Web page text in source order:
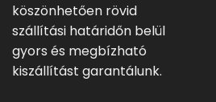
köszönhetően rövid
szállítási határidőn belül
gyors és megbízható
kiszállítást garantálunk.